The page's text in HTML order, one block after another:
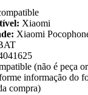
Xiaomi
Xiaomi
(não é peça
informação do
compra)